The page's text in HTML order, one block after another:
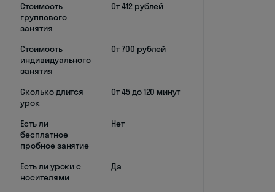
Стоимость
группового
занятия
От 412 рублей
Стоимость
индивидуального
занятия
От 700 рублей
Сколько длится
урок
От 45 до 120 минут
Есть ли
бесплатное
пробное занятие
Нет
Есть ли уроки с
носителями
Да